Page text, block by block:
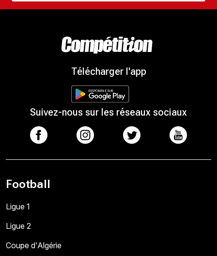
Télécharger l'app
Suivez-nous sur les réseaux sociaux
Football
Ligue 1
Ligue 2
Coupe d'Algérie